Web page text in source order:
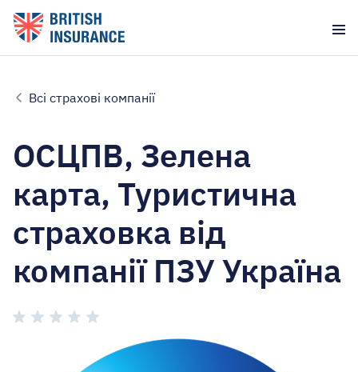
Всі страхові компанії
ОСЦПВ, Зелена
карта, Туристична
страховка від
компанії ПЗУ Україна